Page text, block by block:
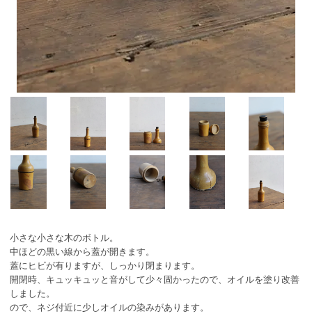
小さな小さな木のボトル。
中ほどの黒い線から蓋が開きます。
蓋にヒビが有りますが、しっかり閉まります。
開閉時、キュッキュッと音がして少々固かったので、オイルを塗り改善
しました。
ので、ネジ付近に少しオイルの染みがあります。